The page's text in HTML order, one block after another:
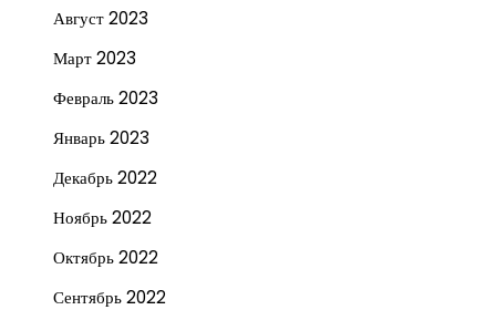
Август 2023
Март 2023
Февраль 2023
Январь 2023
Декабрь 2022
Ноябрь 2022
Октябрь 2022
Сентябрь 2022